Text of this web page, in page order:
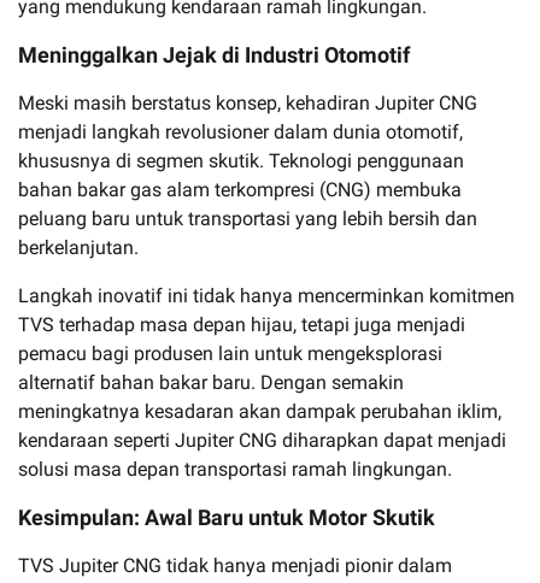
yang mendukung kendaraan ramah lingkungan.
Meninggalkan Jejak di Industri Otomotif
Meski masih berstatus konsep, kehadiran Jupiter CNG
menjadi langkah revolusioner dalam dunia otomotif,
khususnya di segmen skutik. Teknologi penggunaan
bahan bakar gas alam terkompresi (CNG) membuka
peluang baru untuk transportasi yang lebih bersih dan
berkelanjutan.
Langkah inovatif ini tidak hanya mencerminkan komitmen
TVS terhadap masa depan hijau, tetapi juga menjadi
pemacu bagi produsen lain untuk mengeksplorasi
alternatif bahan bakar baru. Dengan semakin
meningkatnya kesadaran akan dampak perubahan iklim,
kendaraan seperti Jupiter CNG diharapkan dapat menjadi
solusi masa depan transportasi ramah lingkungan.
Kesimpulan: Awal Baru untuk Motor Skutik
TVS Jupiter CNG tidak hanya menjadi pionir dalam